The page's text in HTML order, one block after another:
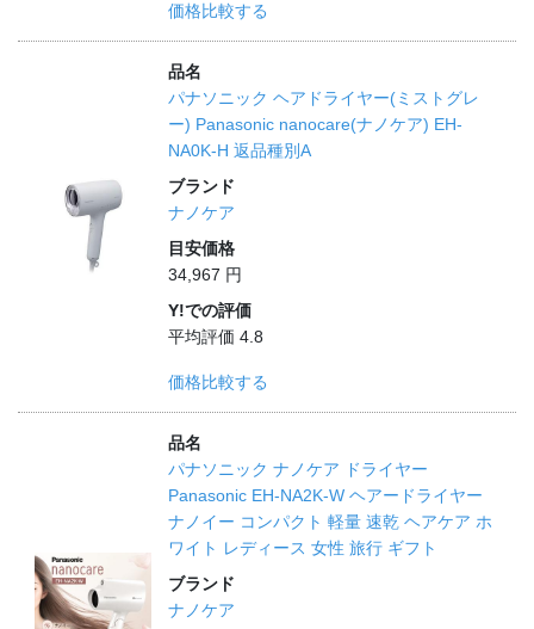
価格比較する
品名
パナソニック ヘアドライヤー(ミストグレ
ー) Panasonic nanocare(ナノケア) EH-
NA0K-H 返品種別A
ブランド
ナノケア
目安価格
34,967 円
Y!での評価
平均評価 4.8
価格比較する
品名
パナソニック ナノケア ドライヤー
Panasonic EH-NA2K-W ヘアードライヤー
ナノイー コンパクト 軽量 速乾 ヘアケア ホ
ワイト レディース 女性 旅行 ギフト
ブランド
ナノケア